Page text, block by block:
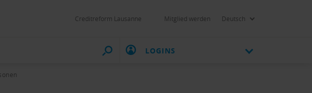
Creditreform Lausanne Mitglied werden Deutsch
LOGINS